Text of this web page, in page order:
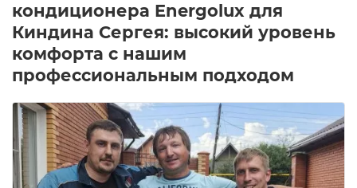
кондиционера Energolux для
Киндина Сергея: высокий уровень
комфорта с нашим
профессиональным подходом